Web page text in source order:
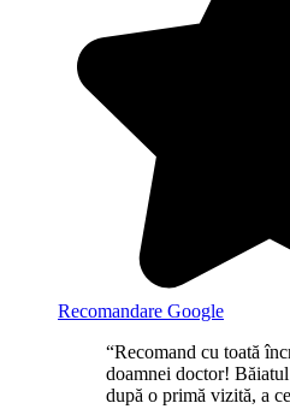
Recomandare Google
“Recomand cu toată
doamnei doctor!
după o primă vizită, a